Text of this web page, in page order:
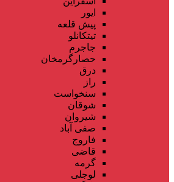
ایور
پیش قلعه
تیتکانلو
جاجرم
حصارگرمخان
درق
راز
سنخواست
شوقان
شیروان
صفی آباد
فاروج
قاضی
گرمه
لوجلی